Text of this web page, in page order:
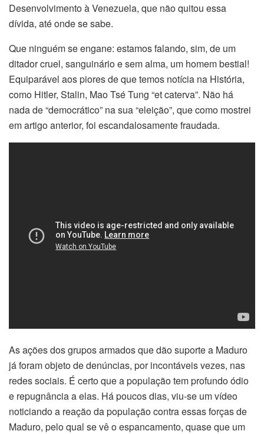
Desenvolvimento à Venezuela, que não quitou essa
dívida, até onde se sabe.
Que ninguém se engane: estamos falando, sim, de um
ditador cruel, sanguinário e sem alma, um homem bestial!
Equiparável aos piores de que temos notícia na História,
como Hitler, Stalin, Mao Tsé Tung “et caterva”. Não há
nada de “democrático” na sua “eleição”, que como mostrei
em artigo anterior, foi escandalosamente fraudada.
As ações dos grupos armados que dão suporte a Maduro
já foram objeto de denúncias, por incontáveis vezes, nas
redes sociais. É certo que a população tem profundo ódio
e repugnância a elas. Há poucos dias, viu-se um vídeo
noticiando a reação da população contra essas forças de
Maduro, pelo qual se vê o espancamento, quase que um